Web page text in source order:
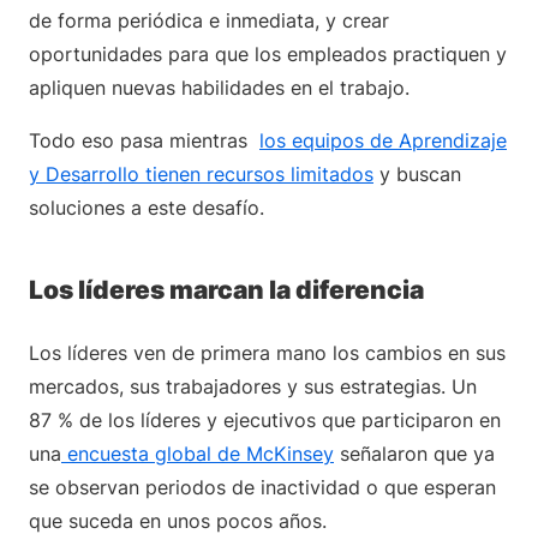
de forma periódica e inmediata, y crear
oportunidades para que los empleados practiquen y
apliquen nuevas habilidades en el trabajo.
Todo eso pasa mientras los equipos de Aprendizaje
y Desarrollo tienen recursos limitados y buscan
soluciones a este desafío.
Los líderes marcan la diferencia
Los líderes ven de primera mano los cambios en sus
mercados, sus trabajadores y sus estrategias. Un
87 % de los líderes y ejecutivos que participaron en
una encuesta global de McKinsey señalaron que ya
se observan periodos de inactividad o que esperan
que suceda en unos pocos años.